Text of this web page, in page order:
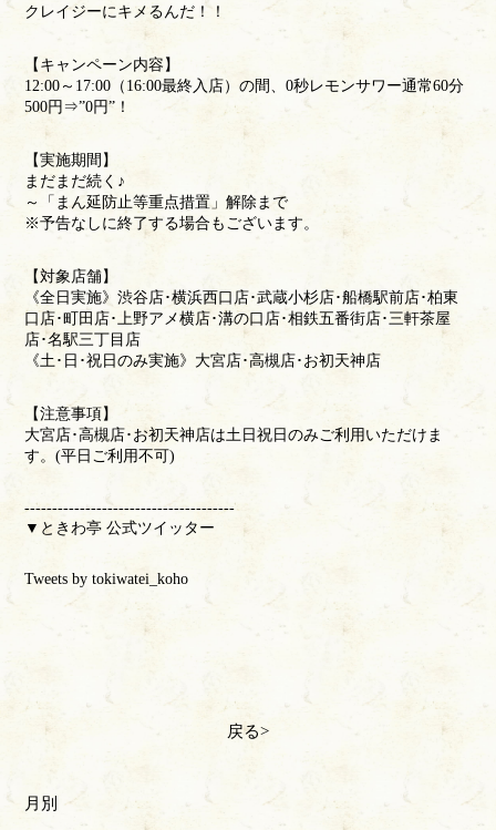
クレイジーにキメるんだ！！
【キャンペーン内容】
12:00～17:00（16:00最終入店）の間、0秒レモンサワー通常60分
500円⇒”0円”！
【実施期間】
まだまだ続く♪
～「まん延防止等重点措置」解除まで
※予告なしに終了する場合もございます。
【対象店舗】
《全日実施》渋谷店･横浜西口店･武蔵小杉店･船橋駅前店･柏東
口店･町田店･上野アメ横店･溝の口店･相鉄五番街店･三軒茶屋
店･名駅三丁目店
《土･日･祝日のみ実施》大宮店･高槻店･お初天神店
【注意事項】
大宮店･高槻店･お初天神店は土日祝日のみご利用いただけま
す。(平日ご利用不可)
--------------------------------------
▼ときわ亭 公式ツイッター
Tweets by tokiwatei_koho
戻る
月別